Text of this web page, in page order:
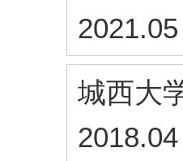
2021.05
城西大
2018.04